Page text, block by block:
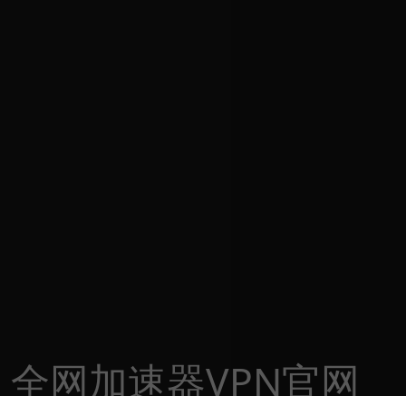
全网加速器VPN官网